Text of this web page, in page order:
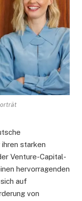
starken
Venture-Capital-
hervorragenden
auf
von